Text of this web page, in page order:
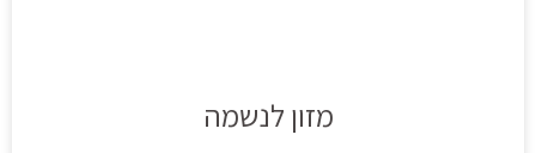
מזון לנשמה